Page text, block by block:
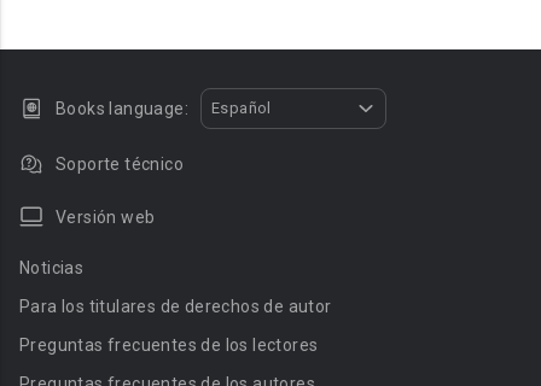
Books language: Español
Soporte técnico
Versión web
Noticias
Para los titulares de derechos de autor
Preguntas frecuentes de los lectores